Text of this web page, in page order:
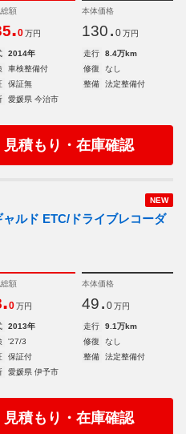
額
.0 万円
本体価格
130. 0 万円
2014年 走行
8.4万km
車検整備付 修復
なし
保証無 整備
法定整備付
愛媛県 今治市
見積もり・在庫確認
NEW
ルド ETC/ドライブレコーダ
額
.0 万円
本体価格
49. 0 万円
2013年 走行
9.1万km
'27/3 修復
なし
保証付 整備
法定整備付
愛媛県 伊予市
見積もり・在庫確認